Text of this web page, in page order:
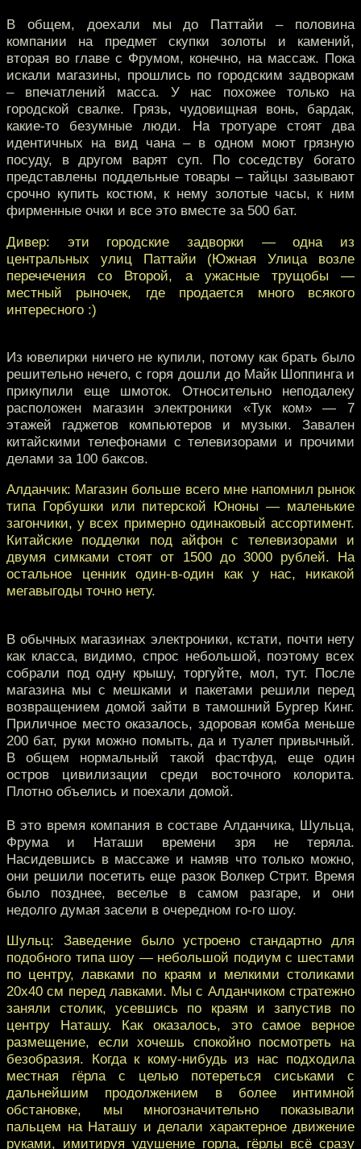
В общем, доехали мы до Паттайи – половина
компании на предмет скупки золоты и камений,
вторая во главе с Фрумом, конечно, на массаж. Пока
искали магазины, прошлись по городским задворкам
– впечатлений масса. У нас похожее только на
городской свалке. Грязь, чудовищная вонь, бардак,
какие-то безумные люди. На тротуаре стоят два
идентичных на вид чана – в одном моют грязную
посуду, в другом варят суп. По соседству богато
представлены поддельные товары – тайцы зазывают
срочно купить костюм, к нему золотые часы, к ним
фирменные очки и все это вместе за 500 бат.
Дивер: эти городские задворки — одна из
центральных улиц Паттайи (Южная Улица возле
перечечения со Второй, а ужасные трущобы —
местный рыночек, где продается много всякого
интересного :)
Из ювелирки ничего не купили, потому как брать было
решительно нечего, с горя дошли до Майк Шоппинга и
прикупили еще шмоток. Относительно неподалеку
расположен магазин электроники «Тук ком» — 7
этажей гаджетов компьютеров и музыки. Завален
китайскими телефонами с телевизорами и прочими
делами за 100 баксов.
Алданчик: Магазин больше всего мне напомнил рынок
типа Горбушки или питерской Юноны — маленькие
загончики, у всех примерно одинаковый ассортимент.
Китайские подделки под айфон с телевизорами и
двумя симками стоят от 1500 до 3000 рублей. На
остальное ценник один-в-один как у нас, никакой
мегавыгоды точно нету.
В обычных магазинах электроники, кстати, почти нету
как класса, видимо, спрос небольшой, поэтому всех
собрали под одну крышу, торгуйте, мол, тут. После
магазина мы с мешками и пакетами решили перед
возвращением домой зайти в тамошний Бургер Кинг.
Приличное место оказалось, здоровая комба меньше
200 бат, руки можно помыть, да и туалет привычный.
В общем нормальный такой фастфуд, еще один
остров цивилизации среди восточного колорита.
Плотно объелись и поехали домой.
В это время компания в составе Алданчика, Шульца,
Фрума и Наташи времени зря не теряла.
Насидевшись в массаже и намяв что только можно,
они решили посетить еще разок Волкер Стрит. Время
было позднее, веселье в самом разгаре, и они
недолго думая засели в очередном го-го шоу.
Шульц: Заведение было устроено стандартно для
подобного типа шоу — небольшой подиум с шестами
по центру, лавками по краям и мелкими столиками
20х40 см перед лавками. Мы с Алданчиком стратежно
заняли столик, усевшись по краям и запустив по
центру Наташу. Как оказалось, это самое верное
размещение, если хочешь спокойно посмотреть на
безобразия. Когда к кому-нибудь из нас подходила
местная гёрла с целью потереться сиськами с
дальнейшим продолжением в более интимной
обстановке, мы многозначительно показывали
пальцем на Наташу и делали характерное движение
руками, имитируя удушение горла, гёрлы всё сразу